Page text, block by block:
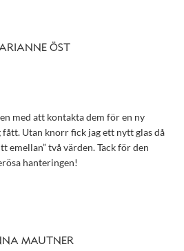
ÖST
med att kontakta dem för en ny
fått. Utan knorr fick jag ett nytt glas då
emellan” två värden. Tack för den
hanteringen!
MAUTNER